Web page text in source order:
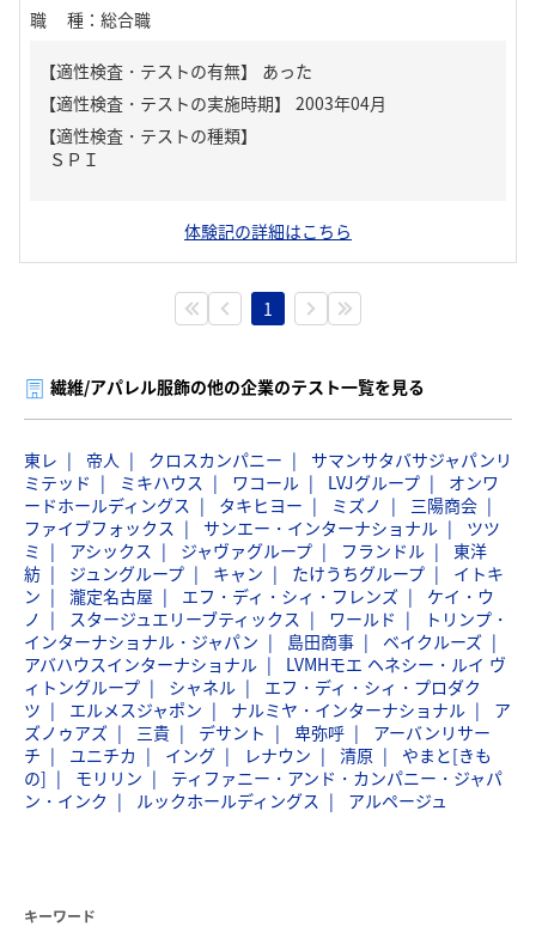
職種 ： 総合職
【適性検査・テストの有無】 あった
【適性検査・テストの種類】
ＳＰＩ
体験記の詳細はこちら
1
繊維/アパレル服飾の他の企業のテスト一覧を見る
東レ 帝人 クロスカンパニー
サマンサタバサジャパンリ
ミテッド
ミキハウス ワコール LVJグループ
オンワ
ードホールディングス
タキヒヨー ミズノ
三陽商会
ファイブフォックス
サンエー・インターナショナル
ツツ
ミ
アシックス ジャヴァグループ フランドル
東洋
紡
ジュングループ キャン たけうちグループ
イトキ
ン
瀧定名古屋 エフ・ディ・シィ・フレンズ
ケイ・ウ
ノ
スタージュエリーブティックス ワールド
トリンプ・
インターナショナル・ジャパン
島田商事
ベイクルーズ
アバハウスインターナショナル
LVMHモエ ヘネシー・ルイ ヴ
ィトングループ
シャネル
エフ・ディ・シィ・プロダク
ツ
エルメスジャポン ナルミヤ・インターナショナル
ア
ズノゥアズ
三貴 デサント 卑弥呼
アーバンリサー
チ
ユニチカ イング レナウン 清原
やまと[きも
の]
モリリン
ティファニー・アンド・カンパニー・ジャパ
ン・インク
ルックホールディングス アルページュ
キーワード